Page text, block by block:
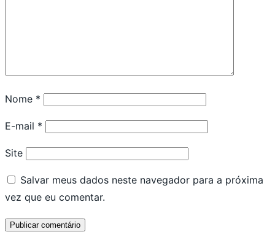
Nome *
E-mail *
Site
Salvar meus dados neste navegador para a próxima
vez que eu comentar.